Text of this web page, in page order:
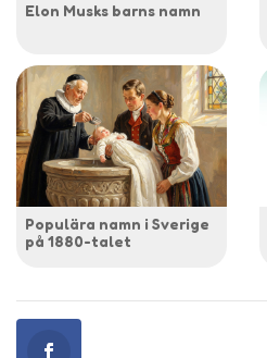
Elon Musks barns namn
Populära namn i Sverige
på 1880-talet